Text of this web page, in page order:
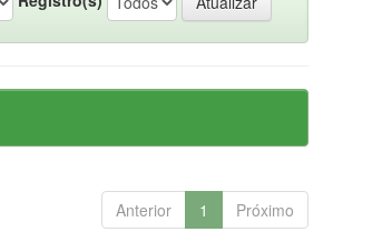
Anterior 1 Próximo